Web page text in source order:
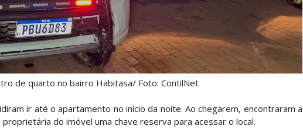
de quarto no bairro Habitasa/ Foto: ContilNet
ir até o apartamento no início da noite. Ao chegarem, encontraram a
do imóvel uma chave reserva para acessar o local.